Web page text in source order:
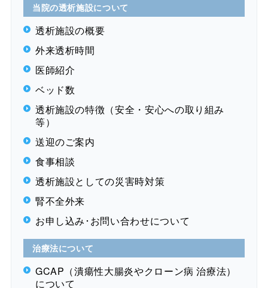
当院の透析施設について
透析施設の概要
外来透析時間
医師紹介
ベッド数
透析施設の特徴（安全・安心への取り組み
等）
送迎のご案内
食事相談
透析施設としての災害時対策
腎不全外来
お申し込み･お問い合わせについて
治療法について
GCAP（潰瘍性大腸炎やクローン病 治療法）
について